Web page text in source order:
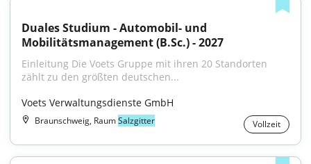
Duales Studium - Automobil- und
Mobilitätsmanagement (B.Sc.) - 2027
Einleitung Die Voets Gruppe mit ihren 20 Standorten
zählt zu den größten deutschen...
Voets Verwaltungsdienste GmbH
Braunschweig, RaumSalzgitter Vollzeit